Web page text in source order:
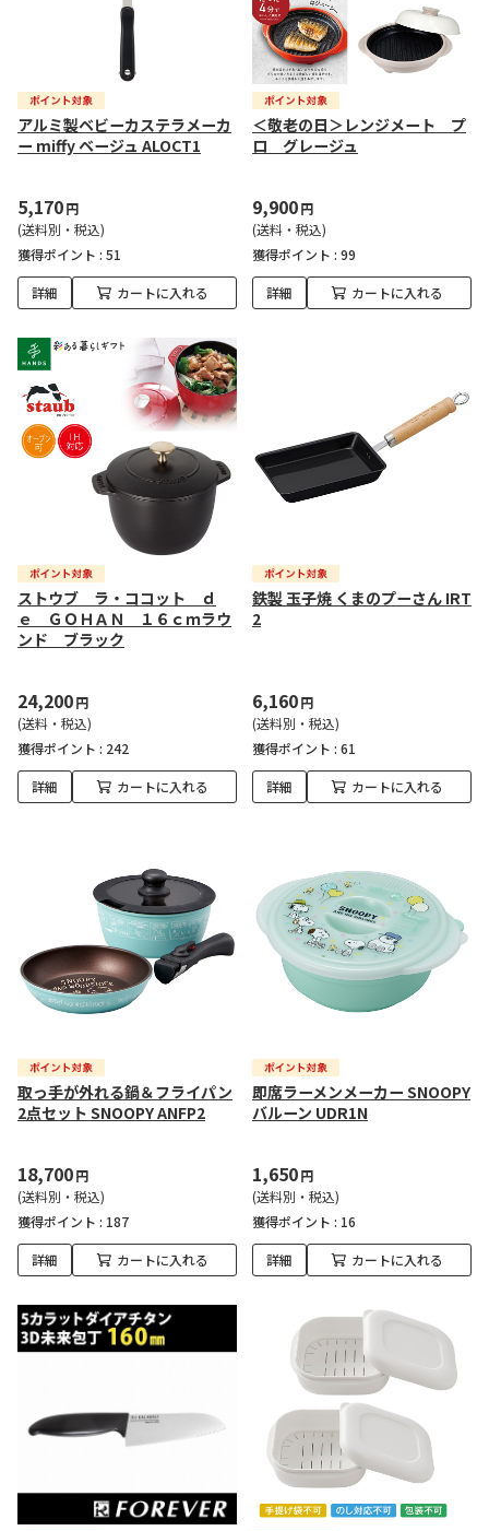
アルミ製ベビーカステラメーカ
ー miffy ベージュ ALOCT1
5,170円
(送料別・税込)
獲得ポイント : 51
詳細 カートに入れる
＜敬老の日＞レンジメート プ
ロ グレージュ
9,900円
(送料・税込)
獲得ポイント : 99
詳細 カートに入れる
ストウブ ラ・ココット ｄ
ｅ ＧＯＨＡＮ １６ｃｍラウ
ンド ブラック
24,200円
(送料・税込)
獲得ポイント : 242
詳細 カートに入れる
鉄製 玉子焼 くまのプーさん IRT
2
6,160円
(送料別・税込)
獲得ポイント : 61
詳細 カートに入れる
取っ手が外れる鍋＆フライパン
2点セット SNOOPY ANFP2
18,700円
(送料別・税込)
獲得ポイント : 187
詳細 カートに入れる
即席ラーメンメーカー SNOOPY
バルーン UDR1N
1,650円
(送料別・税込)
獲得ポイント : 16
詳細 カートに入れる